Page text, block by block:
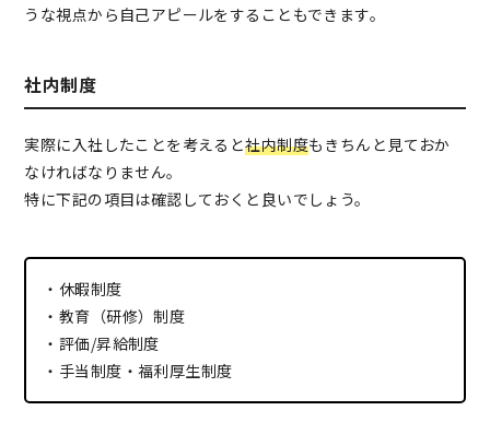
うな視点から自己アピールをすることもできます。
社内制度
実際に入社したことを考えると社内制度もきちんと見ておか
なければなりません。
特に下記の項目は確認しておくと良いでしょう。
・休暇制度
・教育（研修）制度
・評価/昇給制度
・手当制度・福利厚生制度